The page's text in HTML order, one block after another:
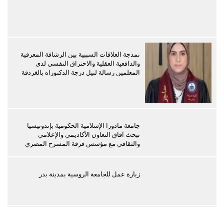
نمذجة العلاقات السببية بين الرشاقة المعرفية
والدافعية العقلية والاحتراق النفسي لدى
المعلمين رسالة لنيل درجة الدكتوراه بالغردقة
جامعة مادورا الإسلامية الحكومية بإندونيسيا
تبحث آفاق التعاون الأكاديمي والإعلامي
والثقافي مع مؤسس فرقة المسرح المصري
زيارة عمل للجامعة الروسية بمدينة بدر